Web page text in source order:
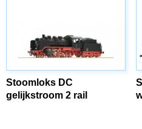
Stoomloks DC
gelijkstroom 2 rail